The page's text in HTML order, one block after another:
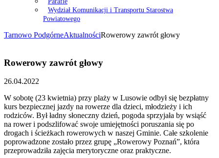
Wydział Komunikacji i Transportu Starostwa
Powiatowego
Tarnowo PodgórneAktualnościRowerowy zawrót głowy
Rowerowy zawrót głowy
26.04.2022
W sobotę (23 kwietnia) przy plaży w Lusowie odbył się bezpłatny
kurs bezpiecznej jazdy na rowerze dla dzieci, młodzieży i ich
rodziców. Był ładny słoneczny dzień, pogoda sprzyjała by wsiąść
na rower i podszlifować swoje umiejętności poruszania się po
drogach i ścieżkach rowerowych w naszej Gminie. Całe szkolenie
poprowadzone zostało przez grupę „Rowerowy Poznań”, która
przeprowadziła zajęcia merytoryczne oraz praktyczne.